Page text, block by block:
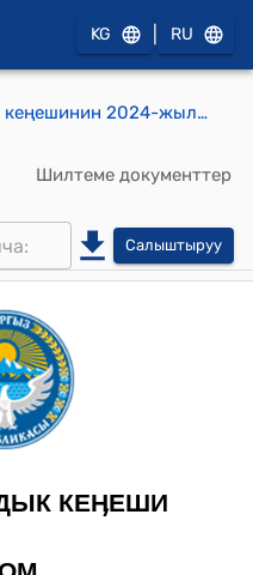
KG RU
Чаувай айылдык кеңешинин 2024-жылдын 16-январындагы №17/4 “Чаувай -Кен” ЖЧКсынын генералдык директору А.Эрмаматовдун 2024-жылдын 16-январындагы №1 арызын кароо жөнүндө" токтому
Шилтеме документтер
Салыштыруу